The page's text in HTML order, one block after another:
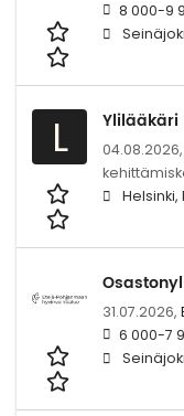
8 000-9
L Ylilääkäri
04.08.2026,
Helsinki,
31.07.2026,
6 000-7